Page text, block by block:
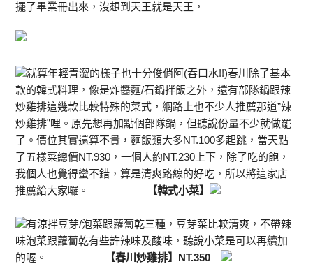
擺了畢業冊出來，沒想到天王就是天王，
就算年輕青澀的樣子也十分俊俏阿(吞口水!!)春川除了基本
款的韓式料理，像是炸醬麵/石鍋拌飯之外，還有部隊鍋跟辣
炒雞排這幾款比較特殊的菜式，網路上也不少人推薦那道”辣
炒雞排”哩。原先想再加點個部隊鍋，但聽說份量不少就做罷
了。價位其實還算不貴，麵飯類大多NT.100多起跳，當天點
了五樣菜總價NT.930，一個人約NT.230上下，除了吃的飽，
我個人也覺得蠻不錯，算是清爽路線的好吃，所以將這家店
推薦給大家囉。—————–【韓式小菜】
有涼拌豆芽/泡菜跟蘿蔔乾三種，豆芽菜比較清爽，不帶辣
味泡菜跟蘿蔔乾有些許辣味及酸味，聽說小菜是可以再續加
的喔。—————–【春川炒雞排】NT.350